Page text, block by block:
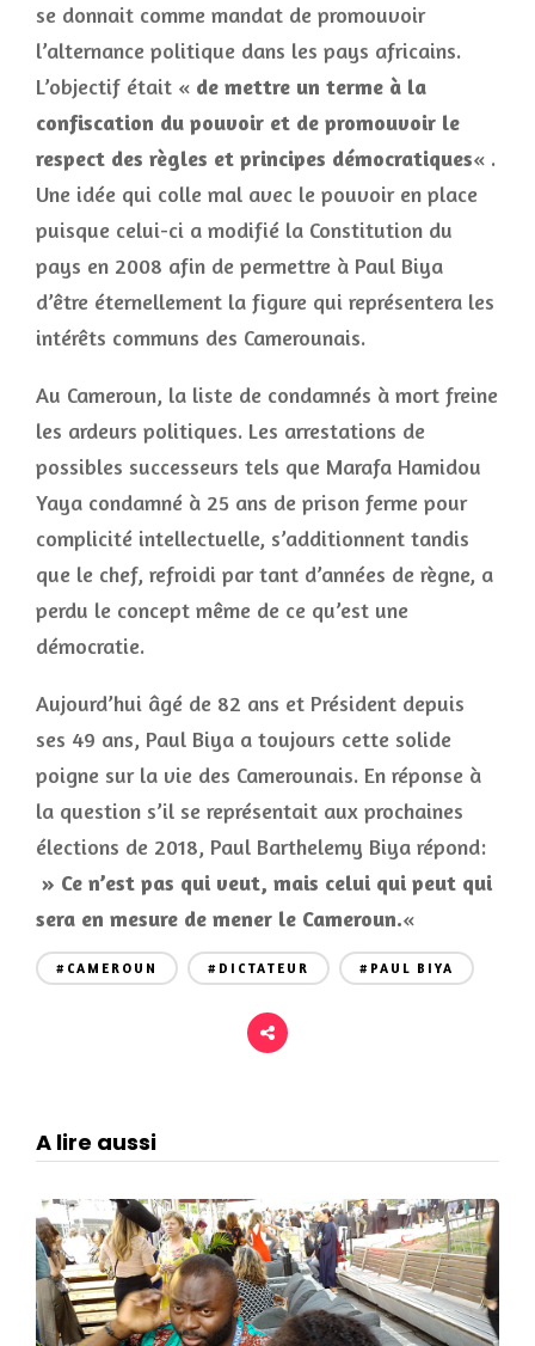
se donnait comme mandat de promouvoir
l’alternance politique dans les pays africains.
L’objectif était « de mettre un terme à la
confiscation du pouvoir et de promouvoir le
respect des règles et principes démocratiques« .
Une idée qui colle mal avec le pouvoir en place
puisque celui-ci a modifié la Constitution du
pays en 2008 afin de permettre à Paul Biya
d’être éternellement la figure qui représentera les
intérêts communs des Camerounais.
Au Cameroun, la liste de condamnés à mort freine
les ardeurs politiques. Les arrestations de
possibles successeurs tels que Marafa Hamidou
Yaya condamné à 25 ans de prison ferme pour
complicité intellectuelle, s’additionnent tandis
que le chef, refroidi par tant d’années de règne, a
perdu le concept même de ce qu’est une
démocratie.
Aujourd’hui âgé de 82 ans et Président depuis
ses 49 ans, Paul Biya a toujours cette solide
poigne sur la vie des Camerounais. En réponse à
la question s’il se représentait aux prochaines
élections de 2018, Paul Barthelemy Biya répond:
» Ce n’est pas qui veut, mais celui qui peut qui
sera en mesure de mener le Cameroun.«
#CAMEROUN #DICTATEUR #PAUL BIYA
A lire aussi